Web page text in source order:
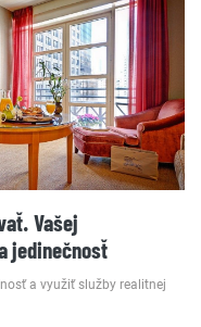
Vašej
jedinečnosť
a využiť služby realitnej